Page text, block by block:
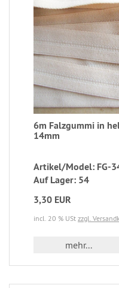
6m Falzgummi in
14mm
Artikel/Model: FG-
Auf Lager: 54
3,30 EUR
incl. 20 % USt zzgl.
mehr...